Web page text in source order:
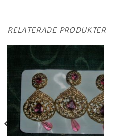
RELATERADE PRODUKTER